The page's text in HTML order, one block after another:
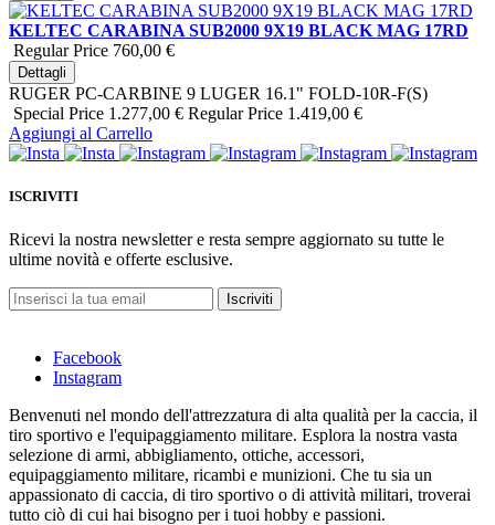
KELTEC CARABINA SUB2000 9X19 BLACK MAG 17RD
Regular Price 760,00 €
Dettagli
RUGER PC-CARBINE 9 LUGER 16.1" FOLD-10R-F(S)
Special Price 1.277,00 € Regular Price 1.419,00 €
Aggiungi al Carrello
ISCRIVITI
Ricevi la nostra newsletter e resta sempre aggiornato su tutte le
ultime novità e offerte esclusive.
Iscriviti
Facebook
Instagram
Benvenuti nel mondo dell'attrezzatura di alta qualità per la caccia, il
tiro sportivo e l'equipaggiamento militare. Esplora la nostra vasta
selezione di armi, abbigliamento, ottiche, accessori,
equipaggiamento militare, ricambi e munizioni. Che tu sia un
appassionato di caccia, di tiro sportivo o di attività militari, troverai
tutto ciò di cui hai bisogno per i tuoi hobby e passioni.